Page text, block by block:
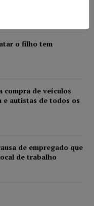
o filho tem
compra de veículos
e autistas de todos os
de empregado que
de trabalho